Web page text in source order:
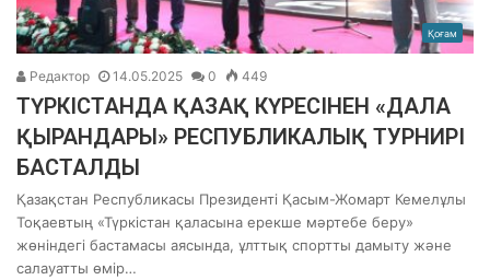
Қоғам
Редактор 14.05.2025 0 449
ТҮРКІСТАНДА ҚАЗАҚ КҮРЕСІНЕН «ДАЛА
ҚЫРАНДАРЫ» РЕСПУБЛИКАЛЫҚ ТУРНИРІ
БАСТАЛДЫ
Қазақстан Республикасы Президенті Қасым-Жомарт Кемелұлы
Тоқаевтың «Түркістан қаласына ерекше мәртебе беру»
жөніндегі бастамасы аясында, ұлттық спортты дамыту және
салауатты өмір…